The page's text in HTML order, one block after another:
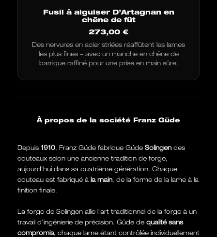
Fusil à aiguiser D’Artagnan en
chêne de fût
273,00 €
Des nervures en acier striées réaffûtent les lames
les plus fines – avec un manche en chêne de
barrique raffiné pour une prise en main sûre.
À propos de la société Franz Güde
Depuis 1910, Franz Güde fabrique Güde Solingen des
couteaux selon une ancienne tradition de forge,
aujourd'hui dans sa quatrième génération. Chaque
couteau est fabriqué à la main, de la forme de la lame à la
finition finale.
La forge de Solingen allie l'art traditionnel de la forge à un
travail d'ingénierie de précision. Güde de qualité sans
compromis, chaque lame étant contrôlée individuellement